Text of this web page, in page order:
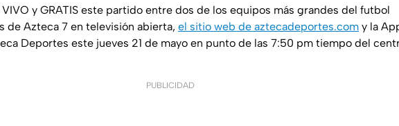
y GRATIS este partido entre dos de los equipos más grandes del futbol
de Azteca 7 en televisión abierta, el sitio web de aztecadeportes.com y la
Deportes este jueves 21 de mayo en punto de las 7:50 pm tiempo del
PUBLICIDAD